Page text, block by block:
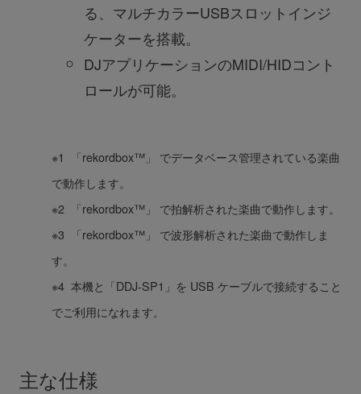
る、マルチカラーUSBスロットインジ
ケーターを搭載。
DJアプリケーションのMIDI/HIDコント
ロールが可能。
※1 「rekordbox™」 でデータベース管理されている楽曲
で動作します。
※2 「rekordbox™」 で拍解析された楽曲で動作します。
※3 「rekordbox™」 で波形解析された楽曲で動作しま
す。
※4 本機と「DDJ-SP1」を USB ケーブルで接続すること
でご利用になれます。
主な仕様